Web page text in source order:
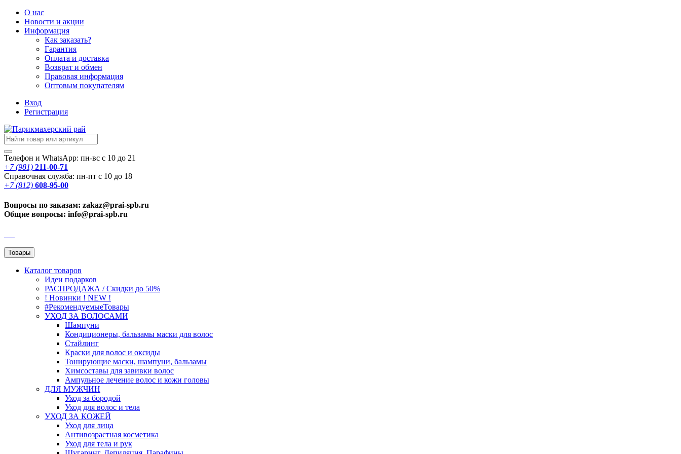
О нас
Новости и акции
Информация
Как заказать?
Гарантия
Оплата и доставка
Возврат и обмен
Правовая информация
Оптовым покупателям
Вход
Регистрация
Телефон и WhatsApp: пн-вс с 10 до 21
+7 (981) 211-00-71
Справочная служба: пн-пт с 10 до 18
+7 (812) 608-95-00
Вопросы по заказам: zakaz@prai-spb.ru
Общие вопросы: info@prai-spb.ru
Товары
Каталог товаров
Идеи подарков
РАСПРОДАЖА / Скидки до 50%
! Новинки ! NEW !
#РекомендуемыеТовары
УХОД ЗА ВОЛОСАМИ
Шампуни
Кондиционеры, бальзамы маски для волос
Стайлинг
Краски для волос и оксиды
Тонирующие маски, шампуни, бальзамы
Химсоставы для завивки волос
Ампульное лечение волос и кожи головы
ДЛЯ МУЖЧИН
Уход за бородой
Уход для волос и тела
УХОД ЗА КОЖЕЙ
Уход для лица
Антивозрастная косметика
Уход для тела и рук